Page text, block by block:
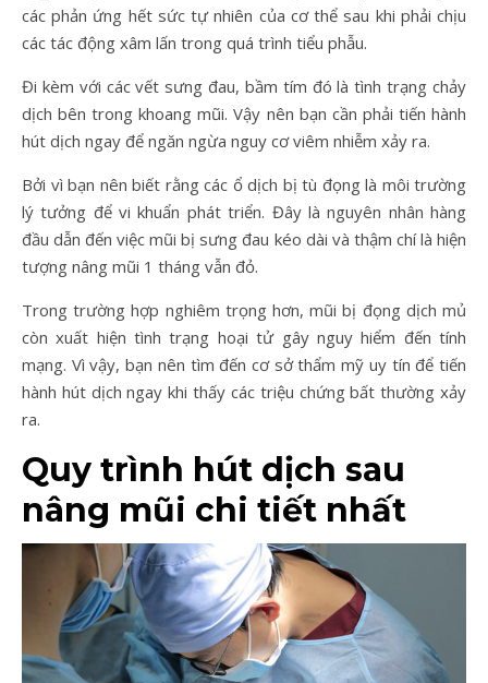
các phản ứng hết sức tự nhiên của cơ thể sau khi phải chịu
các tác động xâm lấn trong quá trình tiểu phẫu.
Đi kèm với các vết sưng đau, bầm tím đó là tình trạng chảy
dịch bên trong khoang mũi. Vậy nên bạn cần phải tiến hành
hút dịch ngay để ngăn ngừa nguy cơ viêm nhiễm xảy ra.
Bởi vì bạn nên biết rằng các ổ dịch bị tù đọng là môi trường
lý tưởng để vi khuẩn phát triển. Đây là nguyên nhân hàng
đầu dẫn đến việc mũi bị sưng đau kéo dài và thậm chí là hiện
tượng nâng mũi 1 tháng vẫn đỏ.
Trong trường hợp nghiêm trọng hơn, mũi bị đọng dịch mủ
còn xuất hiện tình trạng hoại tử gây nguy hiểm đến tính
mạng. Vì vậy, bạn nên tìm đến cơ sở thẩm mỹ uy tín để tiến
hành hút dịch ngay khi thấy các triệu chứng bất thường xảy
ra.
Quy trình hút dịch sau
nâng mũi chi tiết nhất